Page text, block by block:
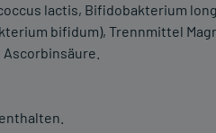
lactis, Bifidobakterium
bifidum), Trennmittel